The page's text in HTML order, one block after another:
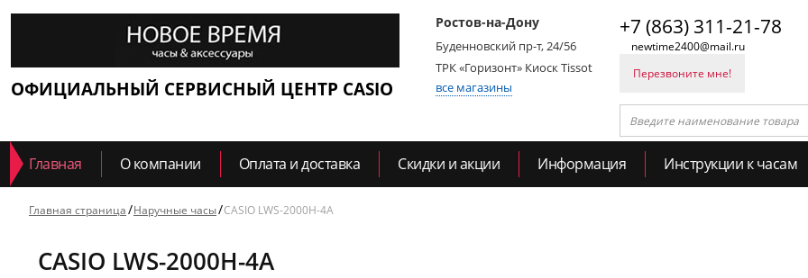
ОФИЦИАЛЬНЫЙ СЕРВИСНЫЙ ЦЕНТР CASIO
Ростов-на-Дону
Буденновский пр-т, 24/56
ТРК «Горизонт» Киоск Tissot
все магазины
+7 (863) 311-21-78
newtime2400@mail.ru
Перезвоните мне!
Главная О компании Оплата и доставка Скидки и акции Информация Инструкции к часам
Главная страница Наручные часы CASIO LWS-2000H-4A
CASIO LWS-2000H-4A